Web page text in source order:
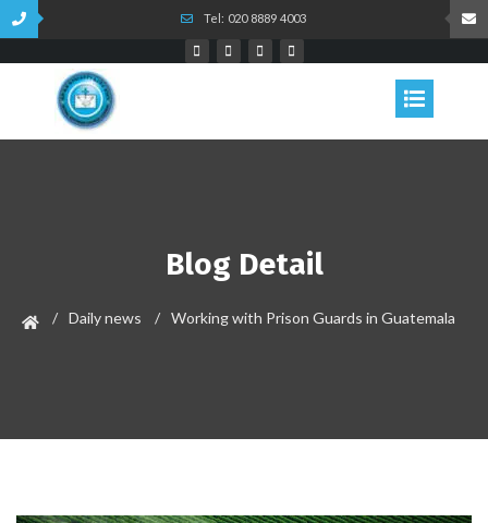
Tel: 020 8889 4003
Blog Detail
Daily news Working with Prison Guards in Guatemala